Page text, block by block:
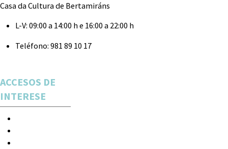
Casa da Cultura de Bertamiráns
L-V: 09:00 a 14:00 h e 16:00 a 22:00 h
Teléfono: 981 89 10 17
ACCESOS DE
INTERESE